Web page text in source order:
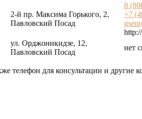
2-й пр. Максима Горького, 2,
Павловский Посад
8
+7
ул. Орджоникидзе, 12,
Павловский Посад
нет
телефон для консультации и другие